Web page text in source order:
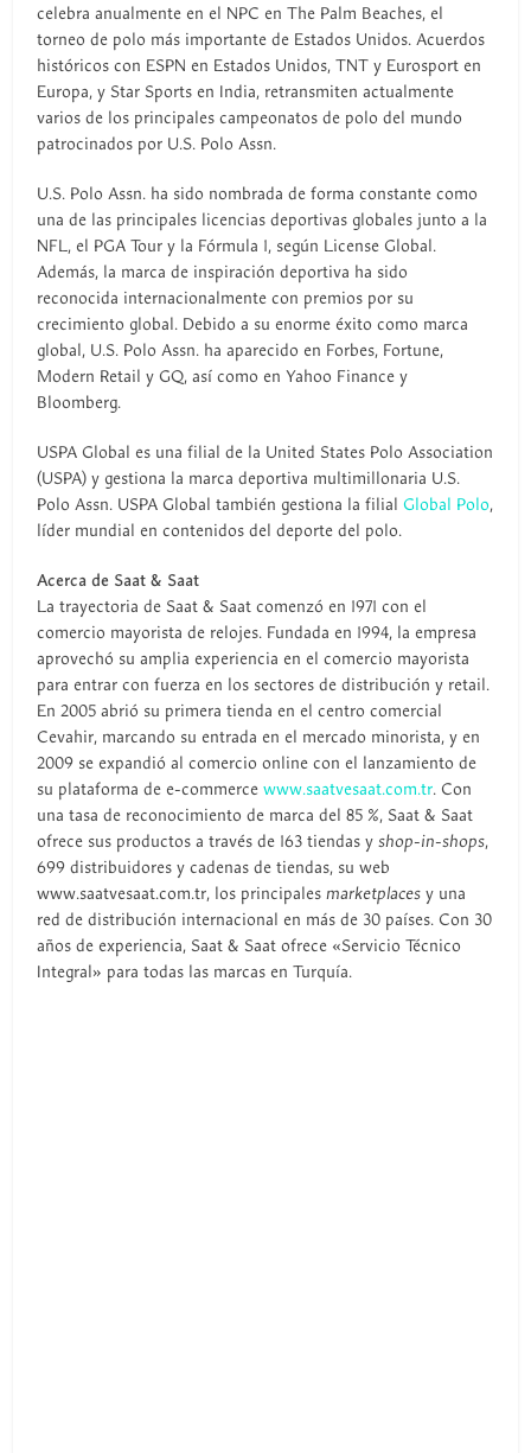
celebra anualmente en el NPC en The Palm Beaches, el
torneo de polo más importante de Estados Unidos. Acuerdos
históricos con ESPN en Estados Unidos, TNT y Eurosport en
Europa, y Star Sports en India, retransmiten actualmente
varios de los principales campeonatos de polo del mundo
patrocinados por U.S. Polo Assn.
U.S. Polo Assn. ha sido nombrada de forma constante como
una de las principales licencias deportivas globales junto a la
NFL, el PGA Tour y la Fórmula 1, según License Global.
Además, la marca de inspiración deportiva ha sido
reconocida internacionalmente con premios por su
crecimiento global. Debido a su enorme éxito como marca
global, U.S. Polo Assn. ha aparecido en Forbes, Fortune,
Modern Retail y GQ, así como en Yahoo Finance y
Bloomberg.
USPA Global es una filial de la United States Polo Association
(USPA) y gestiona la marca deportiva multimillonaria U.S.
Polo Assn. USPA Global también gestiona la filialGlobal Polo,
líder mundial en contenidos del deporte del polo.
Acerca de Saat & Saat
La trayectoria de Saat & Saat comenzó en 1971 con el
comercio mayorista de relojes. Fundada en 1994, la empresa
aprovechó su amplia experiencia en el comercio mayorista
para entrar con fuerza en los sectores de distribución y retail.
En 2005 abrió su primera tienda en el centro comercial
Cevahir, marcando su entrada en el mercado minorista, y en
2009 se expandió al comercio online con el lanzamiento de
su plataforma de e-commercewww.saatvesaat.com.tr. Con
una tasa de reconocimiento de marca del 85 %, Saat & Saat
ofrece sus productos a través de 163 tiendas yshop-in-shops,
699 distribuidores y cadenas de tiendas, su web
www.saatvesaat.com.tr, los principalesmarketplaces y una
red de distribución internacional en más de 30 países. Con 30
años de experiencia, Saat & Saat ofrece «Servicio Técnico
Integral» para todas las marcas en Turquía.